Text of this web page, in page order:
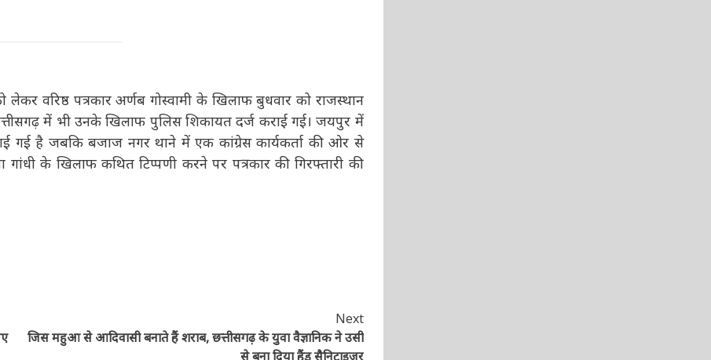
वरिष्ठ पत्रकार अर्णब गोस्वामी के खिलाफ बुधवार को राजस्थान
में भी उनके खिलाफ पुलिस शिकायत दर्ज कराई गई। जयपुर
गई है जबकि बजाज नगर थाने में एक कांग्रेस कार्यकर्ता की ओर से
के खिलाफ कथित टिप्पणी करने पर पत्रकार की गिरफ्तारी की
Next
जिस महुआ से आदिवासी बनाते हैं शराब, छत्तीसगढ़ के युवा वैज्ञानिक ने उसी
से बना दिया हैंड सैनिटाइजर